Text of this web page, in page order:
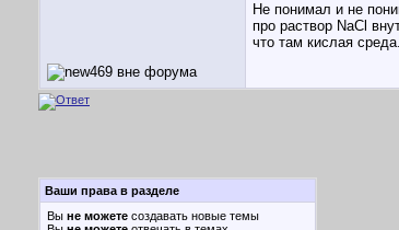
Не понимал и не
про раствор NaCl
что там кислая
Ваши права в разделе
Вы не можете создавать новые темы